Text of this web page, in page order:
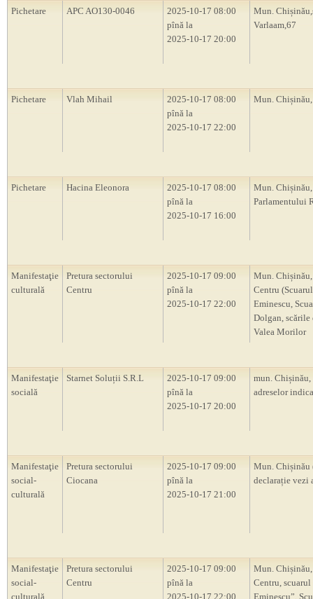
Pichetare APC AO130-0046
2025-10-17 08:00
pînă la
2025-10-17 20:00
Mun.
Varlaam,67
Pichetare Vlah Mihail
2025-10-17 08:00
pînă la
2025-10-17 22:00
Mun.
Pichetare Hacina Eleonora
2025-10-17 08:00
pînă la
2025-10-17 16:00
Mun.
Parlamentului
Manifestaţie
culturală
Pretura sectorului
Centru
2025-10-17 09:00
pînă la
2025-10-17 22:00
Mun. Chișinău,
Centru (Scuarul
Eminescu,
Dolgan, scările
Valea Morilor
Manifestaţie
socială
Starnet Soluții S.R.L
2025-10-17 09:00
pînă la
2025-10-17 20:00
mun.
adreselor
Manifestaţie
social-
culturală
Pretura sectorului
Ciocana
2025-10-17 09:00
pînă la
2025-10-17 21:00
Mun. Chișinău
declarație vezi
Manifestaţie
social-
culturală
Pretura sectorului
Centru
2025-10-17 09:00
pînă la
2025-10-17 22:00
Mun. Chișinău,
Centru,
Eminescu”,